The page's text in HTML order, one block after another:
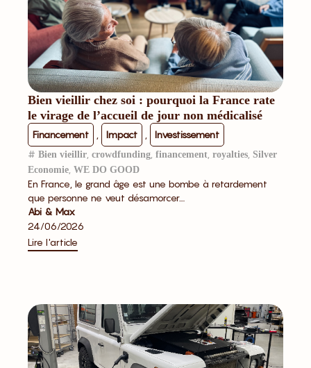
Bien vieillir chez soi : pourquoi la France rate
le virage de l’accueil de jour non médicalisé
En France, le grand âge est une bombe à retardement
que personne ne veut désamorcer....
Financement Impact Investissement
Abi & Max
24/06/2026
# Bien vieillir crowdfunding financement royalties Silver
Economie WE DO GOOD
Lire l'article